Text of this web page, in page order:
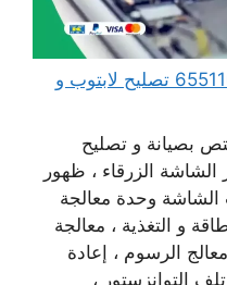
مهندس كمبيوتر الضباعية 65511033 تصليح لابتوب و
بصيانة و تصليح
الزرقاء ، ظهور
وحدة معالجة
و التغذية ، معالجة
الرسوم ، إعادة
التوانزستور ،